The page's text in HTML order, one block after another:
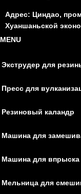
Адрес: Циндао,
Хуаншаньской
MENU
Экструдер для
Пресс для
Резиновый каландр
Машина для
Машина для впрыска
Мельница для